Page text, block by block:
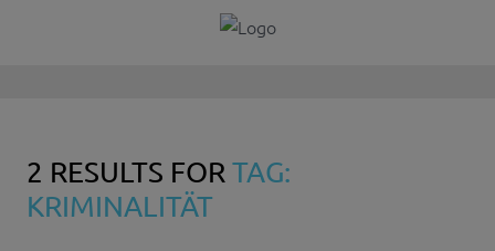
2 RESULTS FORTAG:
KRIMINALITÄT